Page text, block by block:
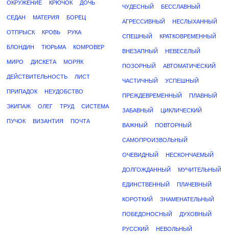
ОКРУЖЕНИЕ КРЮЧОК ДОЧЬ
СЕДАН МАТЕРИЯ БОРЕЦ
ОТПРЫСК КРОВЬ РУКА
БЛОНДИН ТЮРЬМА КОМРОВЕР
МИРО ДИСКЕТА МОРЯК
ДЕЙСТВИТЕЛЬНОСТЬ ЛИСТ
ПРИПАДОК НЕУДОБСТВО
ЭКИПАЖ ОЛЕГ ТРУД СИСТЕМА
ПУЧОК ВИЗАНТИЯ ПОЧТА
ЧУДЕСНЫЙ БЕССЛАВНЫЙ
АГРЕССИВНЫЙ НЕСЛЫХАННЫЙ
СПЕШНЫЙ КРАТКОВРЕМЕННЫЙ
ВНЕЗАПНЫЙ НЕВЕСЕЛЫЙ
ПОЗОРНЫЙ АВТОМАТИЧЕСКИЙ
ЧАСТИЧНЫЙ УСПЕШНЫЙ
ПРЕЖДЕВРЕМЕННЫЙ ПЛАВНЫЙ
ЗАБАВНЫЙ ЦИКЛИЧЕСКИЙ
ВАЖНЫЙ ПОВТОРНЫЙ
САМОПРОИЗВОЛЬНЫЙ
ОЧЕВИДНЫЙ НЕСКОНЧАЕМЫЙ
ДОЛГОЖДАННЫЙ МУЧИТЕЛЬНЫЙ
ЕДИНСТВЕННЫЙ ПЛАЧЕВНЫЙ
КОРОТКИЙ ЗНАМЕНАТЕЛЬНЫЙ
ПОБЕДОНОСНЫЙ ДУХОВНЫЙ
РУССКИЙ НЕВОЛЬНЫЙ